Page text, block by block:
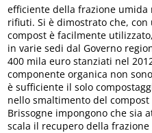
efficiente della frazione umida
rifiuti. Si è dimostrato che, con
compost è facilmente
in varie sedi dal Governo
400 mila euro stanziati nel
componente organica non
è sufficiente il solo
nello smaltimento del
Brissogne impongono che sia
scala il recupero della